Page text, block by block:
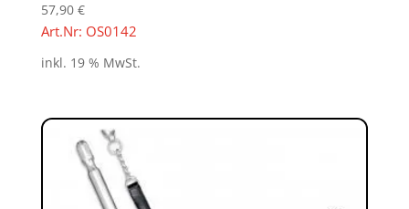
57,90 €
Art.Nr: OS0142
inkl. 19 % MwSt.